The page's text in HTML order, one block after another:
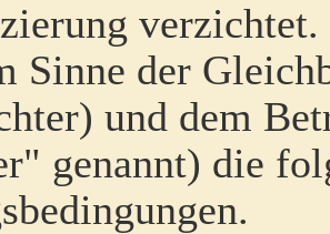
Sinne der
und dem
genannt) die